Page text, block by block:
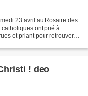
23 avril au Rosaire des
catholiques ont prié à
et priant pour retrouver la
! deo